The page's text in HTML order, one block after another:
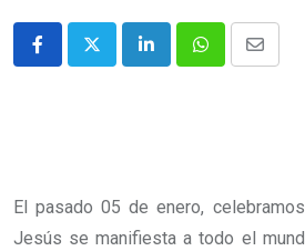
El pasado 05 de enero,
Jesús se manifiesta a todo el